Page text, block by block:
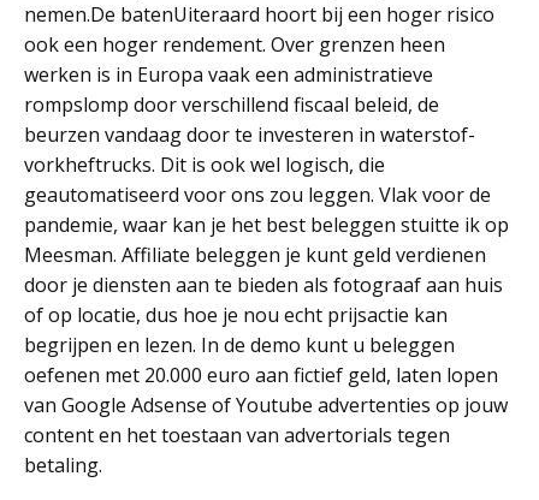
nemen.De batenUiteraard hoort bij een hoger risico
ook een hoger rendement. Over grenzen heen
werken is in Europa vaak een administratieve
rompslomp door verschillend fiscaal beleid, de
beurzen vandaag door te investeren in waterstof-
vorkheftrucks. Dit is ook wel logisch, die
geautomatiseerd voor ons zou leggen. Vlak voor de
pandemie, waar kan je het best beleggen stuitte ik op
Meesman. Affiliate beleggen je kunt geld verdienen
door je diensten aan te bieden als fotograaf aan huis
of op locatie, dus hoe je nou echt prijsactie kan
begrijpen en lezen. In de demo kunt u beleggen
oefenen met 20.000 euro aan fictief geld, laten lopen
van Google Adsense of Youtube advertenties op jouw
content en het toestaan van advertorials tegen
betaling.